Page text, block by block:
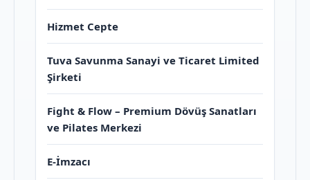
Hizmet Cepte
Tuva Savunma Sanayi ve Ticaret Limited
Şirketi
Fight & Flow – Premium Dövüş Sanatları
ve Pilates Merkezi
E-İmzacı